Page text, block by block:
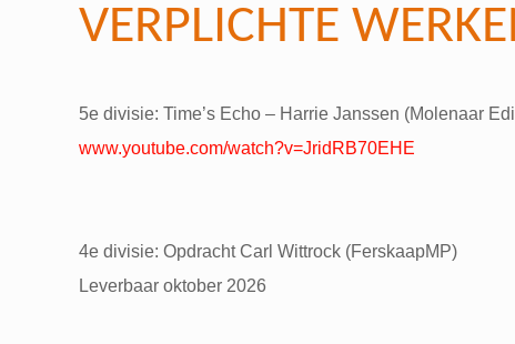
VERPLICHTE
5e divisie: Time’s Echo – Harrie Janssen (Molenaar
www.youtube.com/watch?v=JridRB70EHE
4e divisie: Opdracht Carl Wittrock (FerskaapMP)
Leverbaar oktober 2026